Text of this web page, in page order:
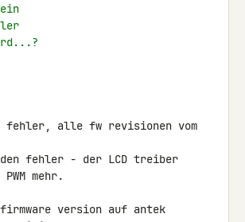
fehler, alle fw revisionen vom
den fehler - der LCD treiber
mehr.
version auf antek